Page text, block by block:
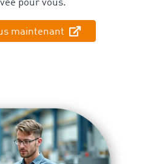
pour vous.
maintenant